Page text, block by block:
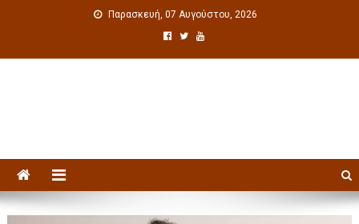
Παρασκευή, 07 Αυγούστου, 2026